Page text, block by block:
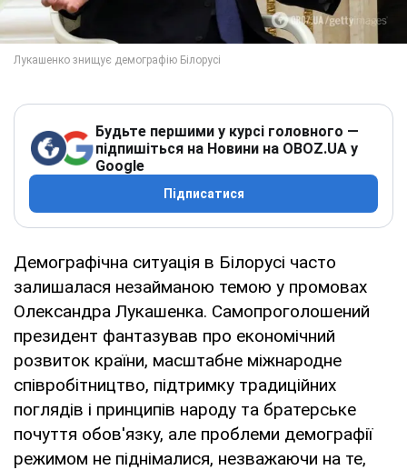
Будьте першими у курсі головного —
підпишіться на Новини на OBOZ.UA у
Google
Підписатися
Демографічна ситуація в Білорусі часто
залишалася незайманою темою у промовах
Олександра Лукашенка. Самопроголошений
президент фантазував про економічний
розвиток країни, масштабне міжнародне
співробітництво, підтримку традиційних
поглядів і принципів народу та братерське
почуття обов'язку, але проблеми демографії
режимом не піднімалися, незважаючи на те,